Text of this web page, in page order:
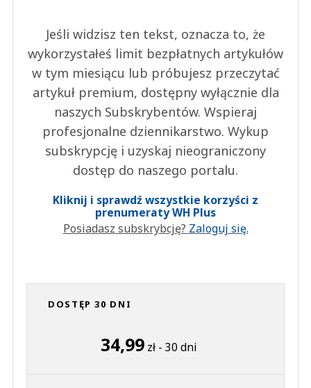
Jeśli widzisz ten tekst, oznacza to, że
wykorzystałeś limit bezpłatnych artykułów
w tym miesiącu lub próbujesz przeczytać
artykuł premium, dostępny wyłącznie dla
naszych Subskrybentów. Wspieraj
profesjonalne dziennikarstwo. Wykup
subskrypcję i uzyskaj nieograniczony
dostęp do naszego portalu.
Kliknij i sprawdź wszystkie korzyści z
prenumeraty WH Plus
Posiadasz subskrybcję? Zaloguj się.
DOSTĘP 30 DNI
34,99 zł - 30 dni